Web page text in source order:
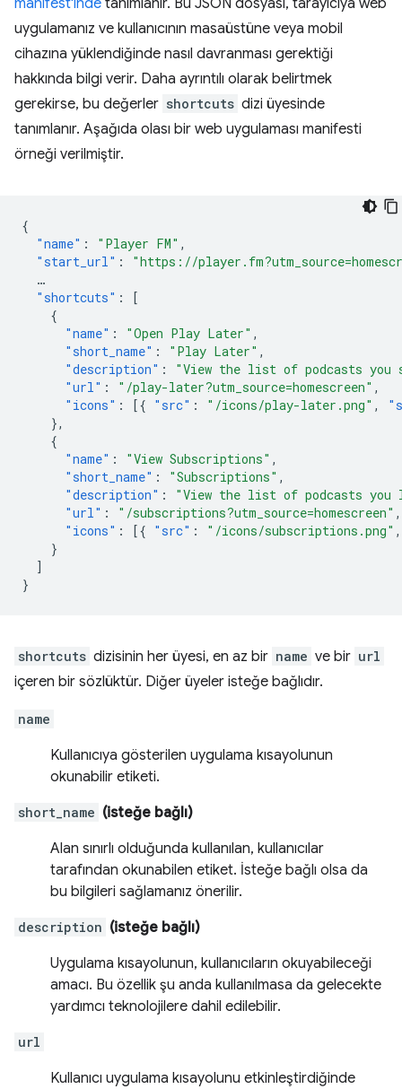
uygulamanız ve kullanıcının masaüstüne veya mobil
cihazına yüklendiğinde nasıl davranması gerektiği
hakkında bilgi verir. Daha ayrıntılı olarak belirtmek
gerekirse, bu değerler shortcuts dizi üyesinde
tanımlanır. Aşağıda olası bir web uygulaması manifesti
örneği verilmiştir.
{
"name" : "Player FM" ,
"start_url" :
"https://
…
"shortcuts" :
[
{
"name" : "Open Play Later" ,
"short_name" : "Play Later" ,
"description" :
"View the list of podcasts you
"url" : "/play-later?utm_source=homescreen" ,
"icons" : [{ "src" : "/icons/play-later.png" ,
},
{
"name" : "View Subscriptions" ,
"short_name" : "Subscriptions" ,
"description" :
"View the list of podcasts
"url" : "/subscriptions?utm_source=homescreen" ,
"icons" : [{ "src" : "/icons/subscriptions.png" ,
}
]
}
shortcuts dizisinin her üyesi, en az bir name ve bir url
içeren bir sözlüktür. Diğer üyeler isteğe bağlıdır.
name
Kullanıcıya gösterilen uygulama kısayolunun
okunabilir etiketi.
short_name (isteğe bağlı)
Alan sınırlı olduğunda kullanılan, kullanıcılar
tarafından okunabilen etiket. İsteğe bağlı olsa da
bu bilgileri sağlamanız önerilir.
description (isteğe bağlı)
Uygulama kısayolunun, kullanıcıların okuyabileceği
amacı. Bu özellik şu anda kullanılmasa da gelecekte
yardımcı teknolojilere dahil edilebilir.
url
Kullanıcı uygulama kısayolunu etkinleştirdiğinde